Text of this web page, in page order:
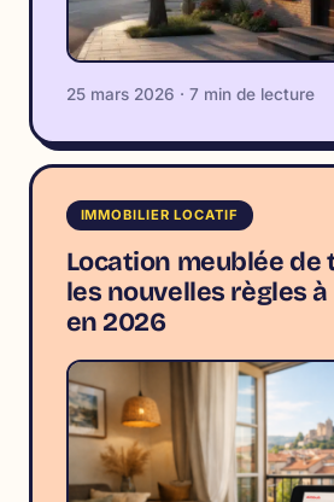
25 mars 2026 · 7 min de lecture
IMMOBILIER LOCATIF
Location meublée de
les nouvelles règles
en 2026